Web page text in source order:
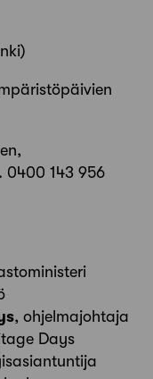
0400 143 956
, ohjelmajohtaja
Days